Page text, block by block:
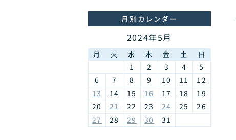
月別カレンダー
2024年5月
月 火 水 木 金 土 日
1 2 3 4
5
6
7 8 9 10 11
12
13
14 15 16 17 18
19
20
21 22 23 24 25
26
27
28 29 30 31